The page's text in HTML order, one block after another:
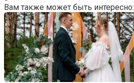
Вам также может быть интересно: